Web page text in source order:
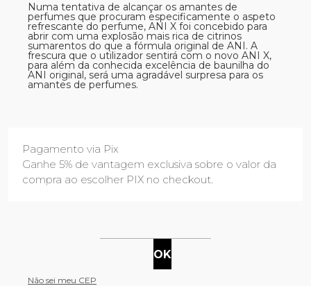
Numa tentativa de alcançar os amantes de
perfumes que procuram especificamente o aspeto
refrescante do perfume, ANI X foi concebido para
abrir com uma explosão mais rica de citrinos
sumarentos do que a fórmula original de ANI. A
frescura que o utilizador sentirá com o novo ANI X,
para além da conhecida excelência de baunilha do
ANI original, será uma agradável surpresa para os
amantes de perfumes.
Pagamento via Pix
Ganhe 5% de vantagem exclusiva sobre o valor da
compra ao escolher PIX no checkout.
Não sei meu CEP